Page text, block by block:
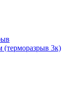
(терморазрыв 3к)